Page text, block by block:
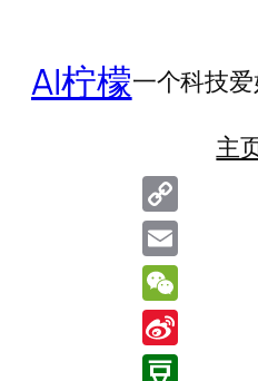
内AI柠檬一个科技
主
Copy
Link
Email
WeChat
Sina